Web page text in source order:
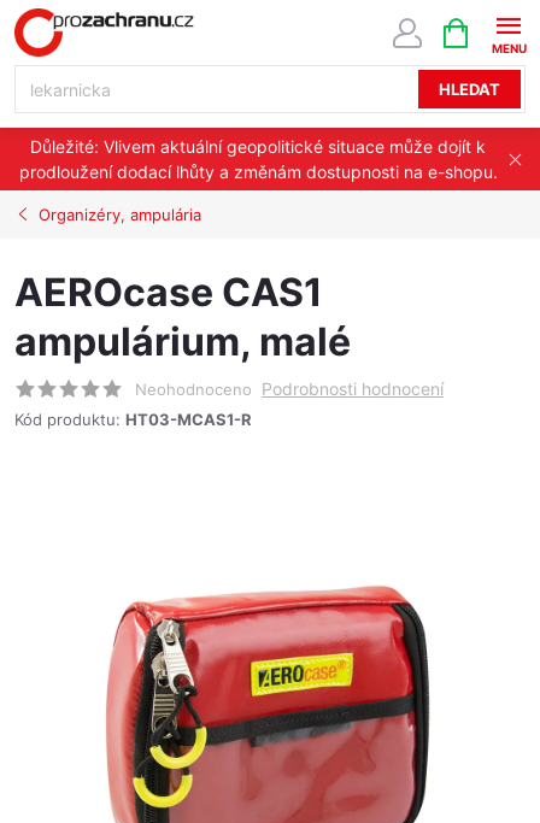
Přejít
na
HLEDAT
NÁKUPNÍ
KOŠÍK
Důležité: Vlivem aktuální geopolitické situace může dojít k
prodloužení dodací lhůty a změnám dostupnosti na e-shopu.
Organizéry, ampulária
AEROcase CAS1
ampulárium, malé
Neohodnoceno Podrobnosti hodnocení
Kód produktu: HT03-MCAS1-R